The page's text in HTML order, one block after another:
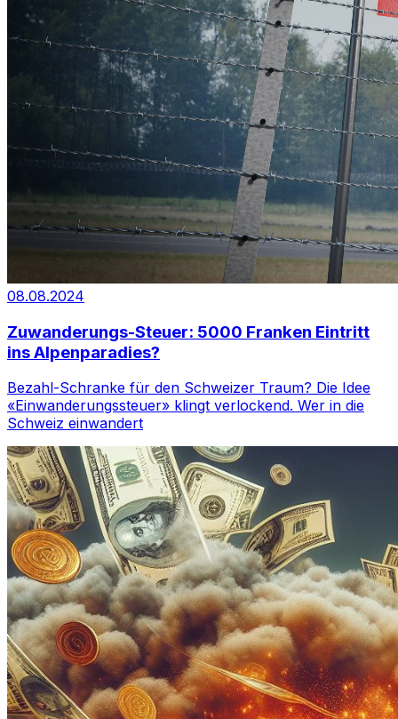
08.08.2024
Zuwanderungs-Steuer: 5000 Franken Eintritt
ins Alpenparadies?
Bezahl-Schranke für den Schweizer Traum? Die Idee
«Einwanderungssteuer» klingt verlockend. Wer in die
Schweiz einwandert